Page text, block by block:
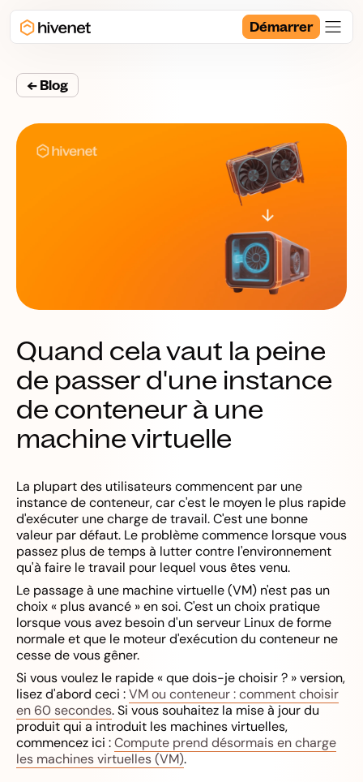
Démarrer
← Blog
Quand cela vaut la peine
de passer d'une instance
de conteneur à une
machine virtuelle
La plupart des utilisateurs commencent par une
instance de conteneur, car c'est le moyen le plus rapide
d'exécuter une charge de travail. C'est une bonne
valeur par défaut. Le problème commence lorsque vous
passez plus de temps à lutter contre l'environnement
qu'à faire le travail pour lequel vous êtes venu.
Le passage à une machine virtuelle (VM) n'est pas un
choix « plus avancé » en soi. C'est un choix pratique
lorsque vous avez besoin d'un serveur Linux de forme
normale et que le moteur d'exécution du conteneur ne
cesse de vous gêner.
Si vous voulez le rapide « que dois-je choisir ? » version,
lisez d'abord ceci :VM ou conteneur : comment choisir
en 60 secondes. Si vous souhaitez la mise à jour du
produit qui a introduit les machines virtuelles,
commencez ici :Compute prend désormais en charge
les machines virtuelles (VM).